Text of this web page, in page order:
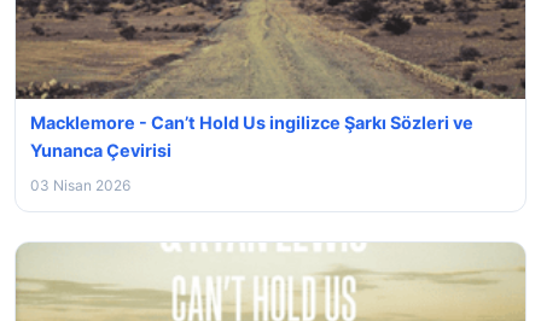
Macklemore - Can’t Hold Us ingilizce Şarkı Sözleri ve
Yunanca Çevirisi
03 Nisan 2026